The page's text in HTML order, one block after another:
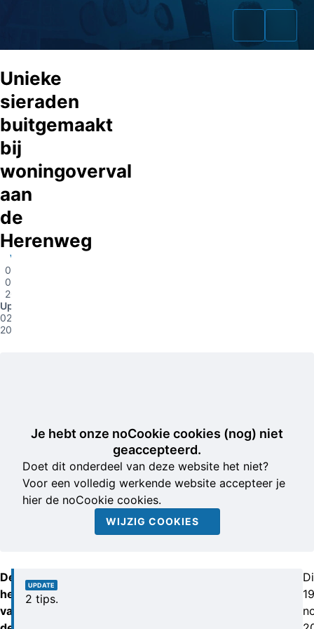
Home
Cold Cases
Unieke
sieraden
buitgemaakt
bij
woningoverval
aan
de
Herenweg
Vinkeveen
02-
09-
2014
Update
02-09-
2014
Je hebt onze noCookie cookies (nog) niet
geaccepteerd.
Doet dit onderdeel van deze website het niet?
Voor een volledig werkende website accepteer je
hier de noCookie cookies.
WIJZIG COOKIES
De
herkenning
van
UPDATE
2 tips.
19